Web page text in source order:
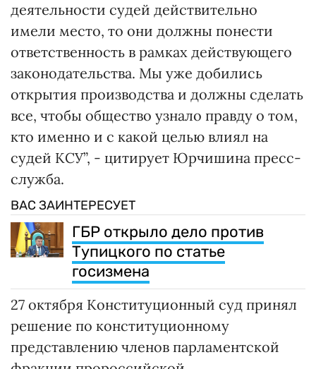
деятельности судей действительно
имели место, то они должны понести
ответственность в рамках действующего
законодательства. Мы уже добились
открытия производства и должны сделать
все, чтобы общество узнало правду о том,
кто именно и с какой целью влиял на
судей КСУ”, - цитирует Юрчишина пресс-
служба.
ВАС ЗАИНТЕРЕСУЕТ
ГБР открыло дело против
Тупицкого по статье
госизмена
27 октября Конституционный суд принял
решение по конституционному
представлению членов парламентской